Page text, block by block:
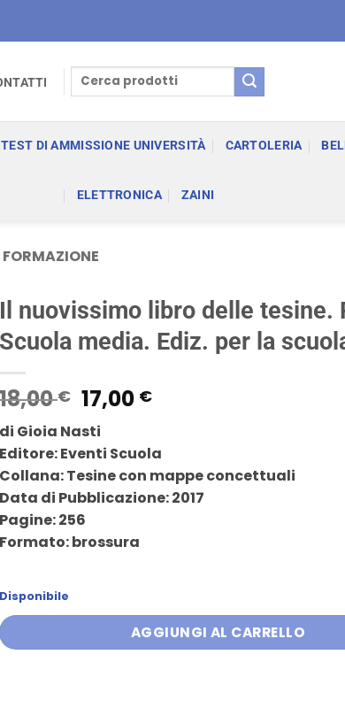
Cerca:
TEST DI AMMISSIONE UNIVERSITÀ CARTOLERIA
ELETTRONICA ZAINI
Il nuovissimo libro delle tesine.
Scuola media. Ediz. per la
18,00€ Il
prezzo
originale
era:
18,00 €.
17,00 €Il
è:
17,00 €.
di Gioia Nasti
Editore: Eventi Scuola
Collana: Tesine con mappe concettuali
Data di Pubblicazione: 2017
Pagine: 256
Formato: brossura
Disponibile
AGGIUNGI AL CARRELLO